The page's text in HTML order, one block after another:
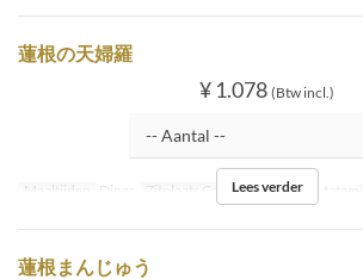
蓮根の天婦羅
¥ 1.078 (Btw incl.)
Maaltijden Diner Zitplaats Categorie Inside tatami
Lees verder
蓮根まんじゅう